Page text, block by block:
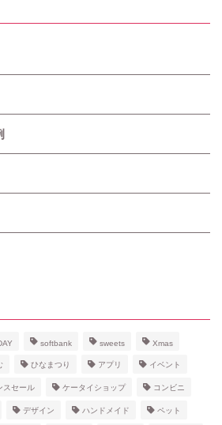
softbank sweets Xmas
ひなまつり アプリ イベント
スセール ケータイショップ コンビニ
デザイン ハンドメイド ペット